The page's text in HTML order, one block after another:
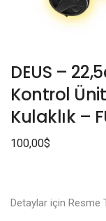
DEUS –
Kontrol
Kulaklık –
100,00$
Detaylar için Resme